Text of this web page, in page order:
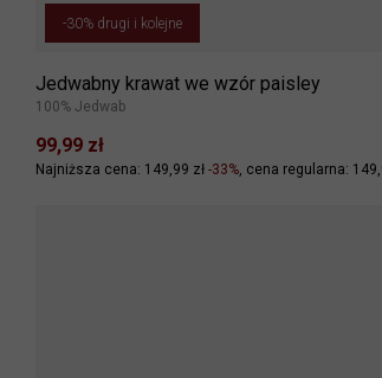
-30% drugi i kolejne
Jedwabny krawat we wzór paisley
100% Jedwab
99,99 zł
Najniższa cena: 149,99 zł -33% cena regularna: